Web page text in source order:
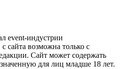
event-индустрии
сайта возможна только с
Сайт может содержать
для лиц младше 18 лет.